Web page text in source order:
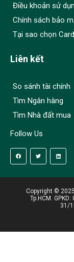
Điều khoản sử
Chính sách bảo
Tại sao chọn
Liên kết
So sánh tài chính
Tìm Ngân hàng
Tìm Nhà đất mua
Follow Us
Copyright ©
Tp.HCM.
31/